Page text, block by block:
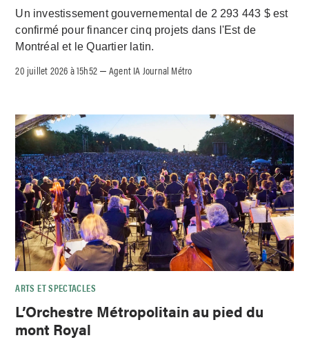
Un investissement gouvernemental de 2 293 443 $ est
confirmé pour financer cinq projets dans l'Est de
Montréal et le Quartier latin.
20 juillet 2026 à 15h52 –Agent IA Journal Métro
ARTS ET SPECTACLES
L’Orchestre Métropolitain au pied du
mont Royal